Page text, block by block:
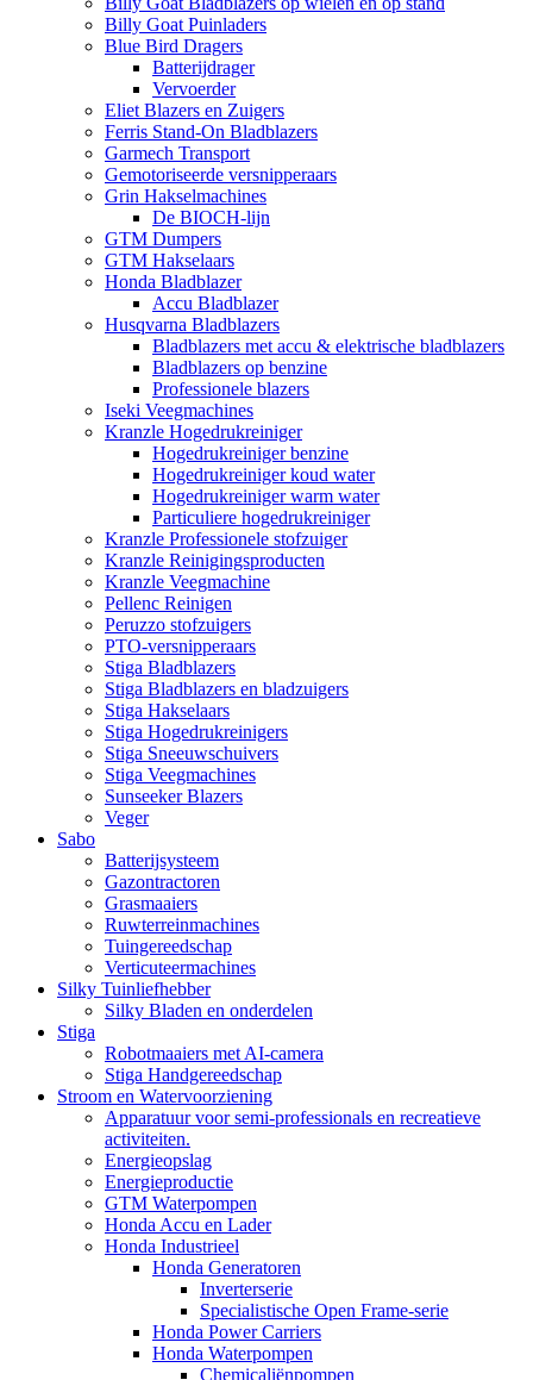
Billy Goat Puinladers
Blue Bird Dragers
Batterijdrager
Vervoerder
Eliet Blazers en Zuigers
Ferris Stand-On Bladblazers
Garmech Transport
Gemotoriseerde versnipperaars
Grin Hakselmachines
De BIOCH-lijn
GTM Dumpers
GTM Hakselaars
Honda Bladblazer
Accu Bladblazer
Husqvarna Bladblazers
Bladblazers met accu & elektrische bladblazers
Bladblazers op benzine
Professionele blazers
Iseki Veegmachines
Kranzle Hogedrukreiniger
Hogedrukreiniger benzine
Hogedrukreiniger koud water
Hogedrukreiniger warm water
Particuliere hogedrukreiniger
Kranzle Professionele stofzuiger
Kranzle Reinigingsproducten
Kranzle Veegmachine
Pellenc Reinigen
Peruzzo stofzuigers
PTO-versnipperaars
Stiga Bladblazers
Stiga Bladblazers en bladzuigers
Stiga Hakselaars
Stiga Hogedrukreinigers
Stiga Sneeuwschuivers
Stiga Veegmachines
Sunseeker Blazers
Veger
Sabo
Batterijsysteem
Gazontractoren
Grasmaaiers
Ruwterreinmachines
Tuingereedschap
Verticuteermachines
Silky Tuinliefhebber
Silky Bladen en onderdelen
Stiga
Robotmaaiers met AI-camera
Stiga Handgereedschap
Stroom en Watervoorziening
Apparatuur voor semi-professionals en recreatieve
activiteiten.
Energieopslag
Energieproductie
GTM Waterpompen
Honda Accu en Lader
Honda Industrieel
Honda Generatoren
Inverterserie
Specialistische Open Frame-serie
Honda Power Carriers
Honda Waterpompen
Chemicaliënpompen